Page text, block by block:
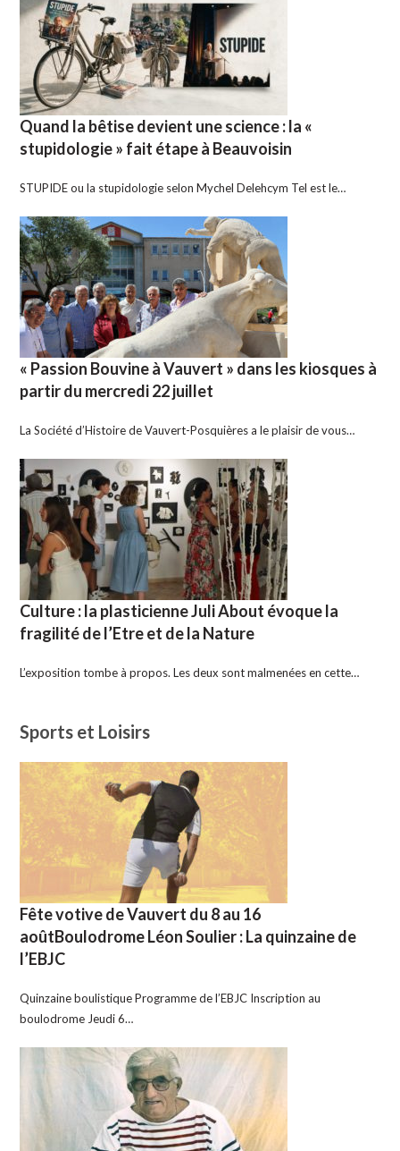
Quand la bêtise devient une science : la «
stupidologie » fait étape à Beauvoisin
STUPIDE ou la stupidologie selon Mychel Delehcym Tel est le…
« Passion Bouvine à Vauvert » dans les kiosques à
partir du mercredi 22 juillet
La Société d’Histoire de Vauvert-Posquières a le plaisir de vous…
Culture : la plasticienne Juli About évoque la
fragilité de l’Etre et de la Nature
L’exposition tombe à propos. Les deux sont malmenées en cette…
Sports et Loisirs
Fête votive de Vauvert du 8 au 16
aoûtBoulodrome Léon Soulier : La quinzaine de
l’EBJC
Quinzaine boulistique Programme de l’EBJC Inscription au
boulodrome Jeudi 6…